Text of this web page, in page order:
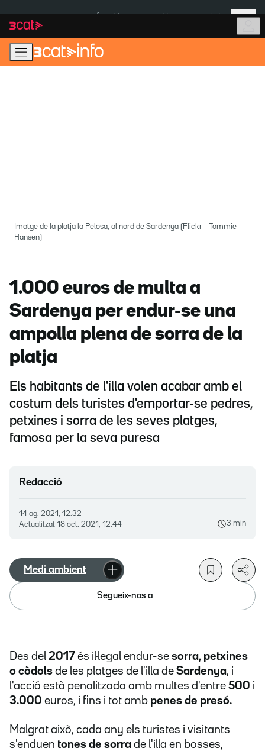
navegació
principal
contingut
Més
Imatge de la platja la Pelosa, al nord de Sardenya (Flickr - Tommie
Hansen)
1.000 euros de multa a
Sardenya per endur-se una
ampolla plena de sorra de la
platja
Els habitants de l'illa volen acabar amb el
costum dels turistes d'emportar-se pedres,
petxines i sorra de les seves platges,
famosa per la seva puresa
Redacció
14 ag. 2021, 12.32
Actualitzat 18 oct. 2021, 12.44 3 min
Medi ambient
Segueix-nos a
Des del 2017 és il·legal endur-se sorra, petxines
o còdols de les platges de l'illa de Sardenya, i
l'acció està penalitzada amb multes d'entre 500 i
3.000 euros, i fins i tot amb penes de presó.
Malgrat això, cada any els turistes i visitants
s'enduen tones de sorra de l'illa en bosses,